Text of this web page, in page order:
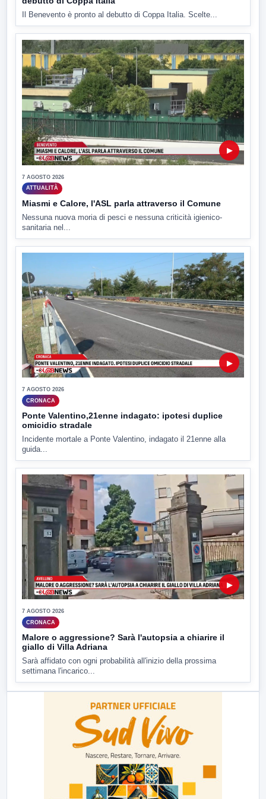
Il Benevento è pronto al debutto di Coppa Italia. Scelte...
▶
7 AGOSTO 2026
ATTUALITÀ
Miasmi e Calore, l'ASL parla attraverso il Comune
Nessuna nuova moria di pesci e nessuna criticità igienico-
sanitaria nel...
▶
7 AGOSTO 2026
CRONACA
Ponte Valentino,21enne indagato: ipotesi duplice
omicidio stradale
Incidente mortale a Ponte Valentino, indagato il 21enne alla
guida...
▶
7 AGOSTO 2026
CRONACA
Malore o aggressione? Sarà l'autopsia a chiarire il
giallo di Villa Adriana
Sarà affidato con ogni probabilità all'inizio della prossima
settimana l'incarico...